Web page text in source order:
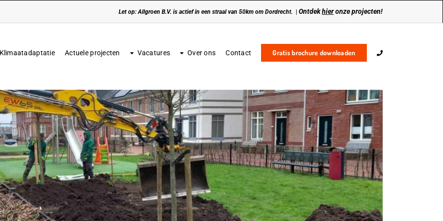
Let op: Allgroen B.V. is actief in een straal van 50km om Dordrecht. Ontdekhieronze projecten!
Klimaatadaptatie Actuele projecten Vacatures Over ons Contact Gratis brochure downloaden